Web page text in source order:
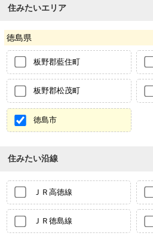
住みたいエリア
徳島県
板野郡藍住町
板野郡松茂町
徳島市
住みたい沿線
ＪＲ高徳線
ＪＲ徳島線